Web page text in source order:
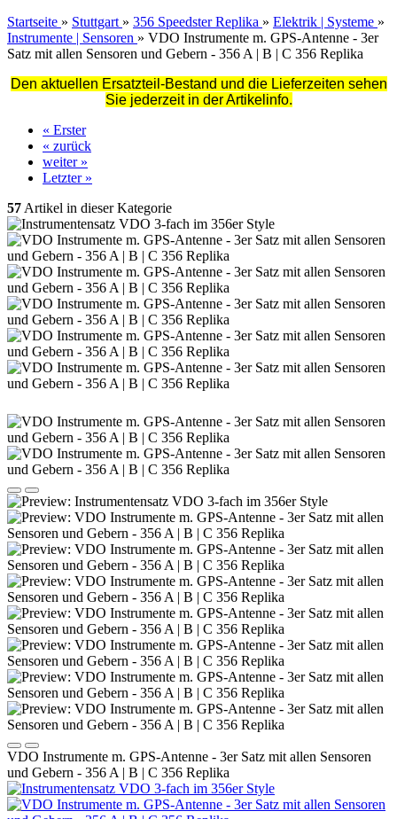
Startseite » Stuttgart » 356 Speedster Replika » Elektrik | Systeme »
Instrumente | Sensoren » VDO Instrumente m. GPS-Antenne - 3er
Satz mit allen Sensoren und Gebern - 356 A | B | C 356 Replika
Den aktuellen Ersatzteil-Bestand und die Lieferzeiten sehen
Sie jederzeit in der Artikelinfo.
« Erster
« zurück
weiter »
Letzter »
57 Artikel in dieser Kategorie
VDO Instrumente m. GPS-Antenne - 3er Satz mit allen Sensoren
und Gebern - 356 A | B | C 356 Replika